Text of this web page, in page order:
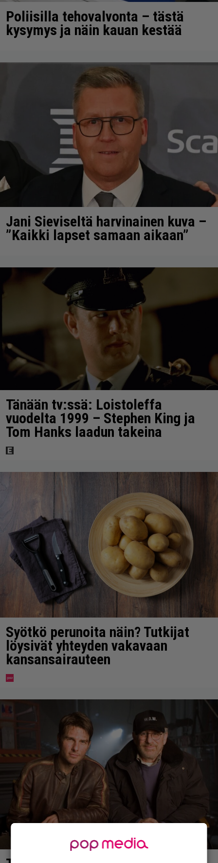
Poliisilla tehovalvonta – tästä
kysymys ja näin kauan kestää
Jani Sieviseltä harvinainen kuva –
”Kaikki lapset samaan aikaan”
Tänään tv:ssä: Loistoleffa
vuodelta 1999 – Stephen King ja
Tom Hanks laadun takeina
Syötkö perunoita näin? Tutkijat
löysivät yhteyden vakavaan
kansansairauteen